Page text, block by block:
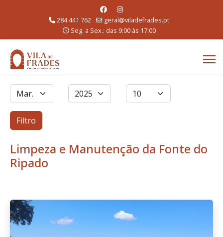
284 441 762
geral@viladefrades.pt
Seg. a Sex.: das 9:00 às 17:00
Filtros
Mês Ano Qtd. a exibir
Filtro
Limpeza e Manutenção da Fonte do
Ripado